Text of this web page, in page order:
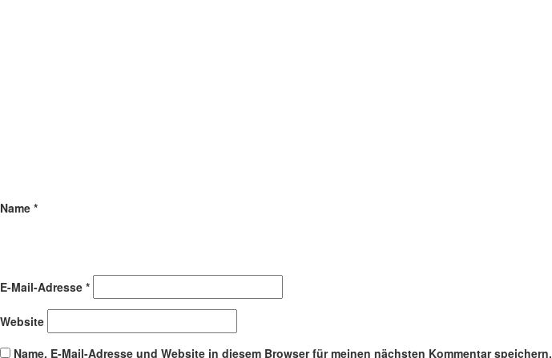
Name *
E-Mail-Adresse *
Website
Name, E-Mail-Adresse und Website in diesem Browser für meinen nächsten Kommentar speichern.